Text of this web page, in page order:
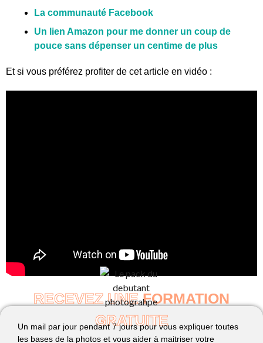
La communauté Facebook
Un lien Amazon pour me donner un coup de
pouce sans dépenser un centime de plus
Et si vous préférez profiter de cet article en vidéo :
RECEVEZ UNEFORMATION
GRATUITE
Un mail par jour pendant 7 jours pour vous expliquer toutes
les bases de la photos et vous aider à maitriser votre